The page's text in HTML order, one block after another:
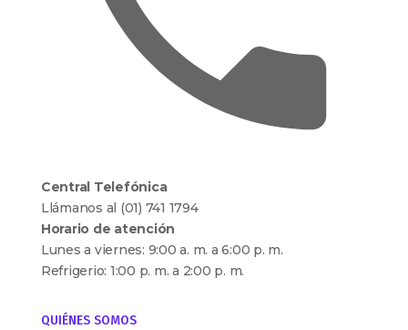
Central Telefónica
Llámanos al (01) 741 1794
Horario de atención
Lunes a viernes: 9:00 a. m. a 6:00 p. m.
Refrigerio: 1:00 p. m. a 2:00 p. m.
QUIÉNES SOMOS